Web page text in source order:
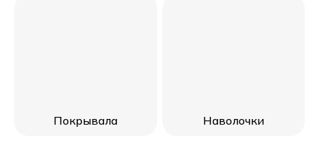
Покрывала Наволочки